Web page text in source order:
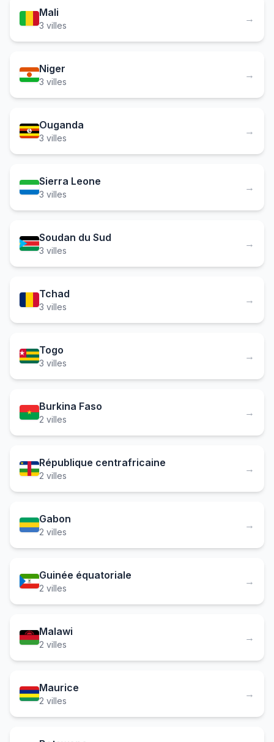
Mali
3 villes
→
Niger
3 villes
→
Ouganda
3 villes
→
Sierra Leone
3 villes
→
Soudan du Sud
3 villes
→
Tchad
3 villes
→
Togo
3 villes
→
Burkina Faso
2 villes
→
République centrafricaine
2 villes
→
Gabon
2 villes
→
Guinée équatoriale
2 villes
→
Malawi
2 villes
→
Maurice
2 villes
→